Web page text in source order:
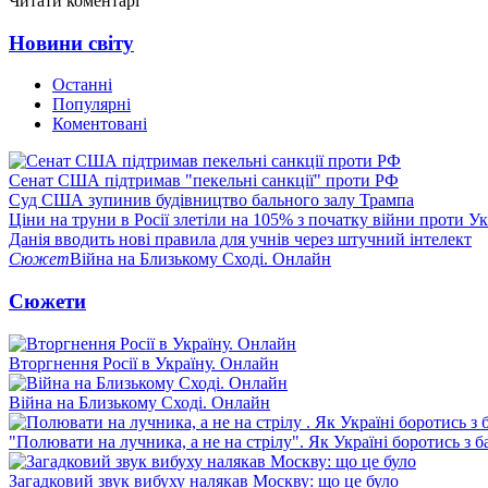
Новини світу
Останні
Популярні
Коментовані
Сенат США підтримав "пекельні санкції" проти РФ
Суд США зупинив будівництво бального залу Трампа
Ціни на труни в Росії злетіли на 105% з початку війни проти
Данія вводить нові правила для учнів через штучний інтелект
СюжетВійна на Близькому Сході. Онлайн
Сюжети
Вторгнення Росії в Україну. Онлайн
Війна на Близькому Сході. Онлайн
"Полювати на лучника, а не на стрілу". Як Україні боротись з
Загадковий звук вибуху налякав Москву: що це було